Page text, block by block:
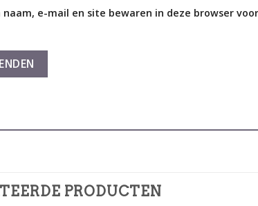
naam, e-mail en site bewaren in deze browser
PRODUCTEN